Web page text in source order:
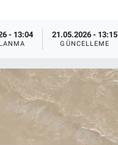
- 13:04 21.05.2026 - 13:15
GÜNCELLEME